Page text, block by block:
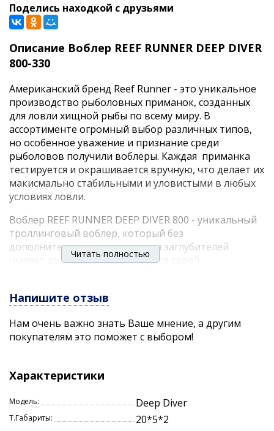
Поделись находкой с друзьями
Описание Воблер REEF RUNNER DEEP DIVER
800-330
Американский бренд Reef Runner - это уникальное
производство рыболовных приманок, созданных
для ловли хищной рыбы по всему миру. В
ассортименте огромный выбор различных типов,
но особенное уважение и признание среди
рыболовов получили воблеры. Каждая приманка
тестируется и окрашивается вручную, что делает их
макисмально стабильными и уловистыми в любых
условиях ловли.
Воблер REEF RUNNER DEEP DIVER 800 - уникальный
троллинговый воблер, который без
дополнительных аксессуаров и заглубителей
ныряет до 8,4 метров. Благодаря своей
привлекает хищную рыбу с больших расстояний и
расцветки приманок и их большой ассортимент,
позволяют без труда подбирать необходимую для
Надежная и качественная фурнитура и острейшие
на сход даже трофейной рыбе.
Отлично подходит для ловли на русловых бровках,
Читать полностью
Напишите отзыв
Нам очень важно знать Ваше мнение, а другим
покупателям это поможет с выбором!
Характеристики
Модель: Deep Diver
Т.Габариты: 20*5*2